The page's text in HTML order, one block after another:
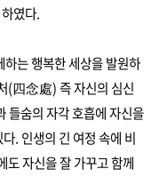
였다.
는 행복한 세상을 발원하
(四念處) 즉 자신의 심신
들숨의 자각 호흡에 자신을
. 인생의 긴 여정 속에 비
도 자신을 잘 가꾸고 함께